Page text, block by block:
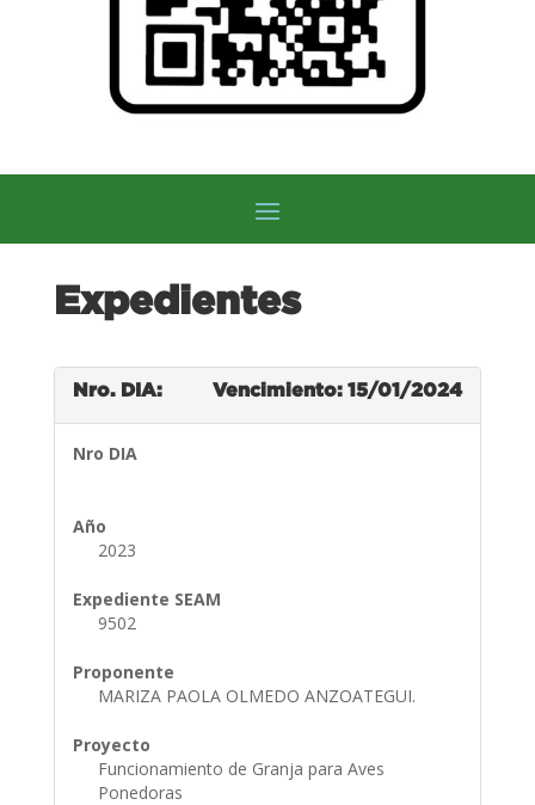
Expedientes
Nro. DIA: Vencimiento: 15/01/2024
Nro DIA
Año
2023
Expediente SEAM
9502
Proponente
MARIZA PAOLA OLMEDO ANZOATEGUI.
Proyecto
Funcionamiento de Granja para Aves
Ponedoras